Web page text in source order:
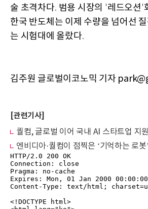
술 초격차다. 범용 시장의 '레드오션 '
한국 반도체는 이제 수량을 넘어선
는 시험대에 올랐다.
김주원 글로벌이코노믹 기자
[관련기사]